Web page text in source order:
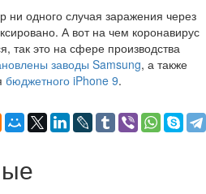
ни одного случая заражения через
А вот на чем коронавирус
так это на сфере производства
заводы Samsung, а также
бюджетного iPhone 9.